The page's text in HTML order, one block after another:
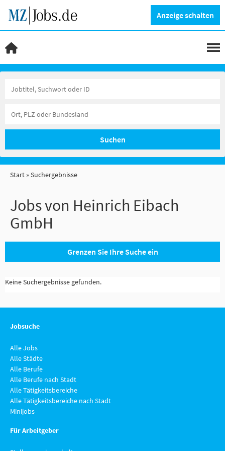
Anzeige schalten
Suchen
Start Suchergebnisse
Jobs von Heinrich Eibach
GmbH
Grenzen Sie Ihre Suche ein
Keine Suchergebnisse gefunden.
Jobsuche
Alle Jobs
Alle Städte
Alle Berufe
Alle Berufe nach Stadt
Alle Tätigkeitsbereiche
Alle Tätigkeitsbereiche nach Stadt
Minijobs
Für Arbeitgeber